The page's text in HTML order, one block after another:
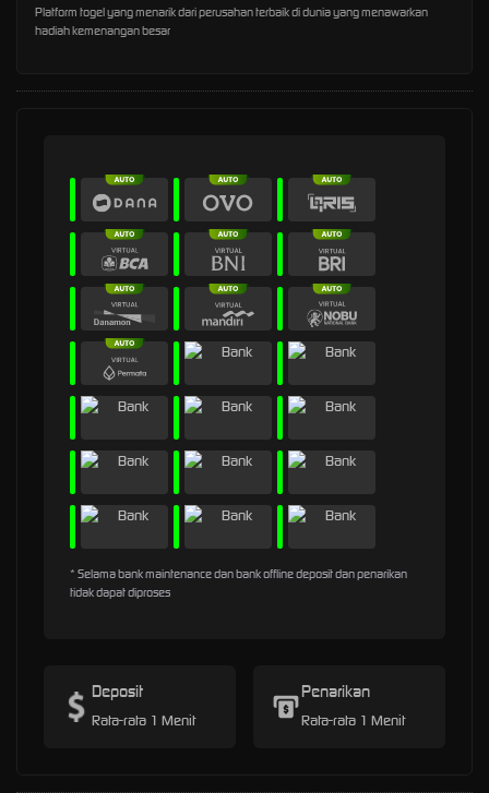
Platform togel yang menarik dari perusahan terbaik di dunia yang menawarkan
hadiah kemenangan besar
* Selama bank maintenance dan bank offline deposit dan penarikan
tidak dapat diproses
Deposit
Rata-rata 1 Menit
Penarikan
Rata-rata 1 Menit